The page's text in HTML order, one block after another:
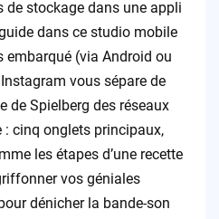
de stockage dans une appli
dans ce studio mobile
(via Android ou
vous sépare de
de Spielberg des réseaux
cinq onglets principaux,
les étapes d’une recette
vos géniales
dénicher la bande-son